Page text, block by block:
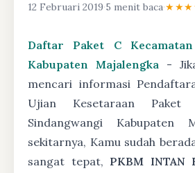
12 Februari 2019·5 menit baca·
Daftar Paket C
Kabupaten Majalengka -
mencari informasi
Ujian Kesetaraan Paket
Sindangwangi Kabupaten
sekitarnya, Kamu sudah
sangat tepat, PKBM INTAN